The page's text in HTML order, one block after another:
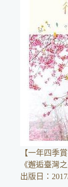
【一年四季
《邂逅臺灣
出版日：